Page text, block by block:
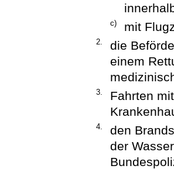
c) mit
2.
die
einem
3.
Fahrten
4.
den
der